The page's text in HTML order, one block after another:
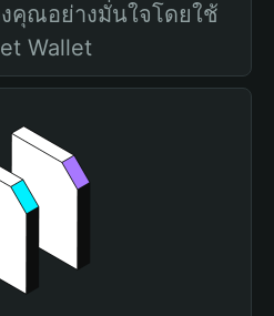
คุณอย่างมั่นใจโดยใช้
Wallet